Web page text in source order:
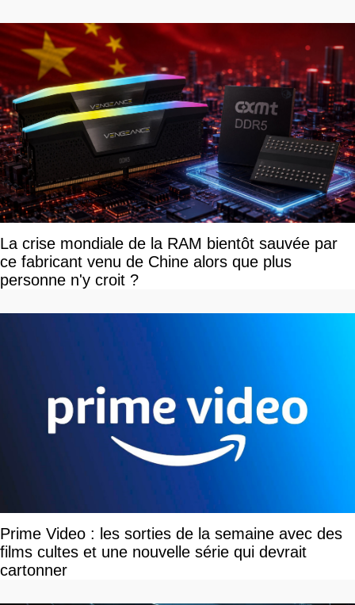
La crise mondiale de la RAM bientôt sauvée par
ce fabricant venu de Chine alors que plus
personne n'y croit ?
Prime Video : les sorties de la semaine avec des
films cultes et une nouvelle série qui devrait
cartonner